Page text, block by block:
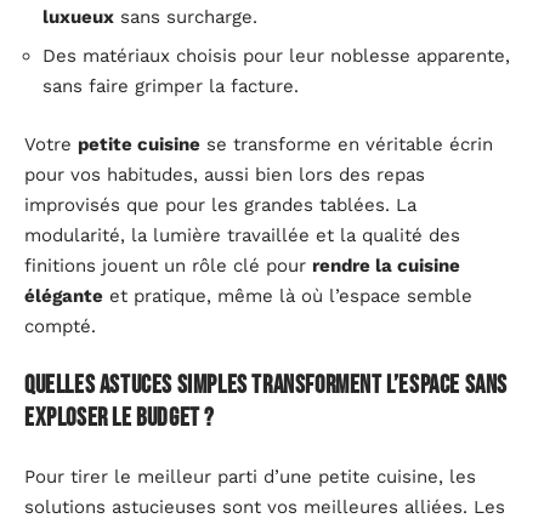
luxueux sans surcharge.
Des matériaux choisis pour leur noblesse apparente,
sans faire grimper la facture.
Votre petite cuisine se transforme en véritable écrin
pour vos habitudes, aussi bien lors des repas
improvisés que pour les grandes tablées. La
modularité, la lumière travaillée et la qualité des
finitions jouent un rôle clé pour rendre la cuisine
élégante et pratique, même là où l’espace semble
compté.
Quelles astuces simples transforment l’espace sans
exploser le budget ?
Pour tirer le meilleur parti d’une petite cuisine, les
solutions astucieuses sont vos meilleures alliées. Les